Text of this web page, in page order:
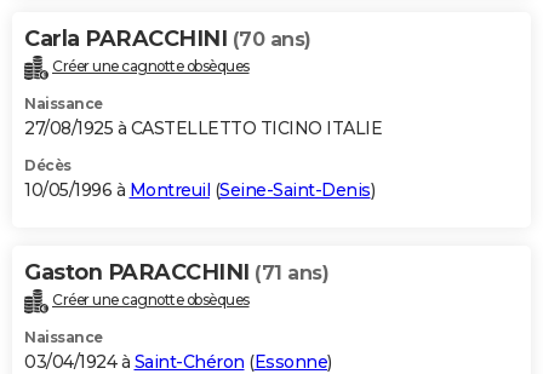
Carla PARACCHINI (70 ans)
Créer une cagnotte obsèques
Naissance
27/08/1925 à CASTELLETTO TICINO ITALIE
Décès
10/05/1996 à Montreuil (Seine-Saint-Denis)
Gaston PARACCHINI (71 ans)
Créer une cagnotte obsèques
Naissance
03/04/1924 à Saint-Chéron (Essonne)